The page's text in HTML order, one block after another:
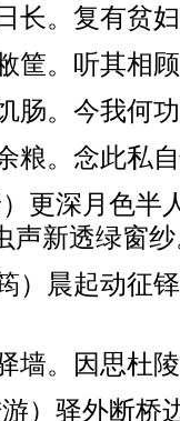
长。复有贫
筐。听其相
肠。今我何
粮。念此私
）更深月色
声新透绿窗
）晨起动征
墙。因思杜
游）驿外断